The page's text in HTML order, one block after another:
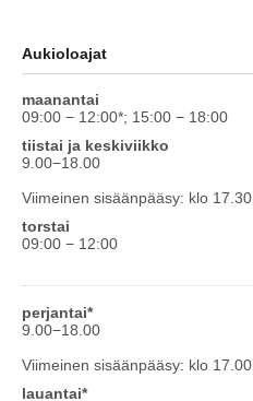
Aukioloajat
maanantai
09:00 − 12:00*; 15:00 − 18:00
tiistai ja keskiviikko
9.00−18.00
Viimeinen sisäänpääsy: klo 17.30
torstai
09:00 − 12:00
perjantai*
9.00−18.00
Viimeinen sisäänpääsy: klo 17.00
lauantai*